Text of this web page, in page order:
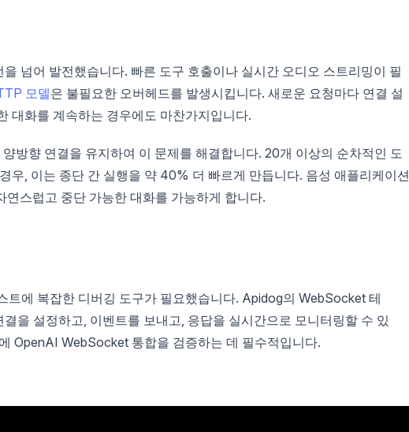
넘어 발전했습니다. 빠른 도구 호출이나 실시간 오디오 스트리밍이 필
모델은 불필요한 오버헤드를 발생시킵니다. 새로운 요청마다 연결 설
대화를 계속하는 경우에도 마찬가지입니다.
방향 연결을 유지하여 이 문제를 해결합니다. 20개 이상의 순차적인 도
우, 이는 종단 간 실행을 약 40% 더 빠르게 만듭니다. 음성 애플리케이션
스럽고 중단 가능한 대화를 가능하게 합니다.
트에 복잡한 디버깅 도구가 필요했습니다. Apidog의 WebSocket 테
을 설정하고, 이벤트를 보내고, 응답을 실시간으로 모니터링할 수 있
OpenAI WebSocket 통합을 검증하는 데 필수적입니다.